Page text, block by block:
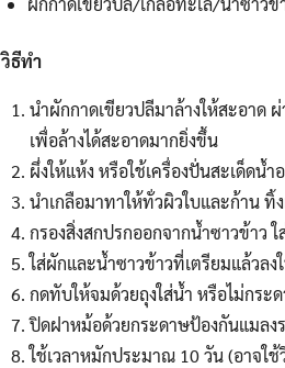
วิธีทำ
นำผักกาดเขียวปลีมาล้างให้สะอาด
เพื่อล้างได้สะอาดมากยิ่งขึ้น
ผึ่งให้แห้ง หรือใช้เครื่องปั่นสะเด็ดน้ำ
นำเกลือมาทาให้ทั่วผิวใบและก้าน ทิ้
กรองสิ่งสกปรกออกจากน้ำซาวข้าว
ใส่ผักและน้ำซาวข้าวที่เตรียมแล้วล
กดทับให้จมด้วยถุงใส่น้ำ หรือไม่กร
ปิดฝาหม้อด้วยกระดาษป้องกันแมลง
ใช้เวลาหมักประมาณ 10 วัน (อาจใ